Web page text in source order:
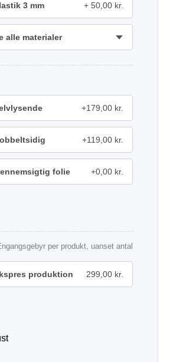
3 mm 50,00 kr.
alle materialer
+179,00 kr.
+119,00 kr.
folie +0,00 kr.
per produkt, uanset antal
produktion 299,00 kr.